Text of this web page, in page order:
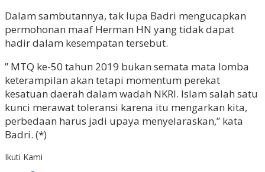
Dalam sambutannya, tak lupa Badri mengucapkan
permohonan maaf Herman HN yang tidak dapat
hadir dalam kesempatan tersebut.
” MTQ ke-50 tahun 2019 bukan semata mata lomba
keterampilan akan tetapi momentum perekat
kesatuan daerah dalam wadah NKRI. Islam salah satu
kunci merawat toleransi karena itu mengarkan kita,
perbedaan harus jadi upaya menyelaraskan,” kata
Badri. (*)
Ikuti Kami